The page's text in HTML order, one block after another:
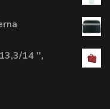
14 '',